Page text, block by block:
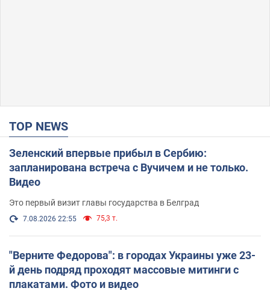
TOP NEWS
Зеленский впервые прибыл в Сербию:
запланирована встреча с Вучичем и не только.
Видео
Это первый визит главы государства в Белград
7.08.2026 22:55 75,3 т.
"Верните Федорова": в городах Украины уже 23-
й день подряд проходят массовые митинги с
плакатами. Фото и видео